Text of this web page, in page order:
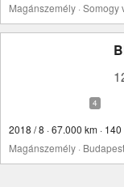
Magánszemély · Somogy
2018 / 8 · 67.000 km ·
Magánszemély ·